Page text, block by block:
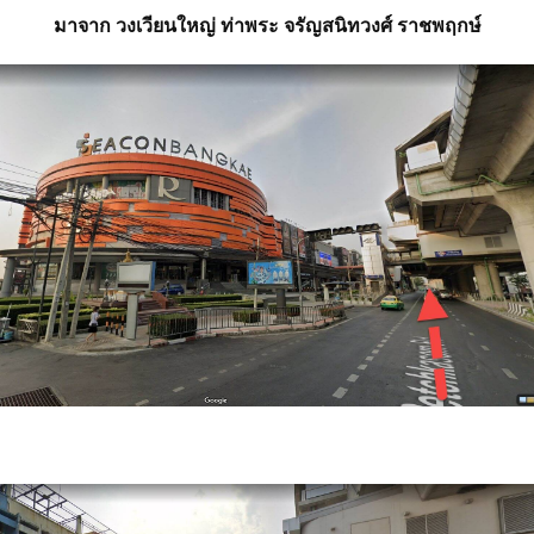
มาจาก วงเวียนใหญ่ ท่าพระ จรัญสนิทวงศ์ ราชพฤกษ์